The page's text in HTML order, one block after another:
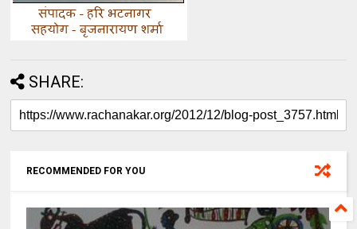
SHARE:
RECOMMENDED FOR YOU